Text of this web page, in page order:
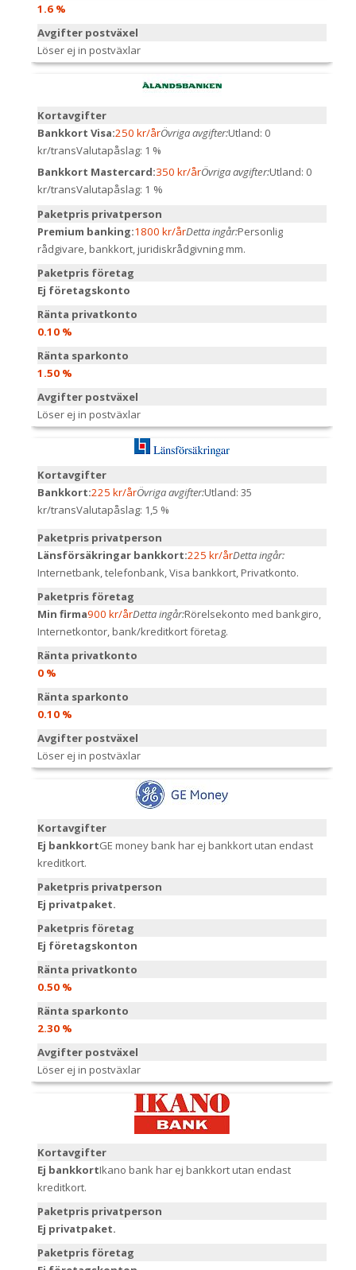
1.6 %
Avgifter postväxel
Löser ej in postväxlar
Kortavgifter
Bankkort Visa:250 kr/årÖvriga avgifter:Utland: 0
kr/transValutapåslag: 1 %
Bankkort Mastercard:350 kr/årÖvriga avgifter:Utland: 0
kr/transValutapåslag: 1 %
Paketpris privatperson
Premium banking:1800 kr/årDetta ingår:Personlig
rådgivare, bankkort, juridiskrådgivning mm.
Paketpris företag
Ej företagskonto
Ränta privatkonto
0.10 %
Ränta sparkonto
1.50 %
Avgifter postväxel
Löser ej in postväxlar
Kortavgifter
Bankkort:225 kr/årÖvriga avgifter:Utland: 35
kr/transValutapåslag: 1,5 %
Paketpris privatperson
Länsförsäkringar bankkort:225 kr/årDetta ingår:
Internetbank, telefonbank, Visa bankkort, Privatkonto.
Paketpris företag
Min firma900 kr/årDetta ingår:Rörelsekonto med bankgiro,
Internetkontor, bank/kreditkort företag.
Ränta privatkonto
0 %
Ränta sparkonto
0.10 %
Avgifter postväxel
Löser ej in postväxlar
Kortavgifter
Ej bankkortGE money bank har ej bankkort utan endast
kreditkort.
Paketpris privatperson
Ej privatpaket.
Paketpris företag
Ej företagskonton
Ränta privatkonto
0.50 %
Ränta sparkonto
2.30 %
Avgifter postväxel
Löser ej in postväxlar
Kortavgifter
Ej bankkortIkano bank har ej bankkort utan endast
kreditkort.
Paketpris privatperson
Ej privatpaket.
Paketpris företag